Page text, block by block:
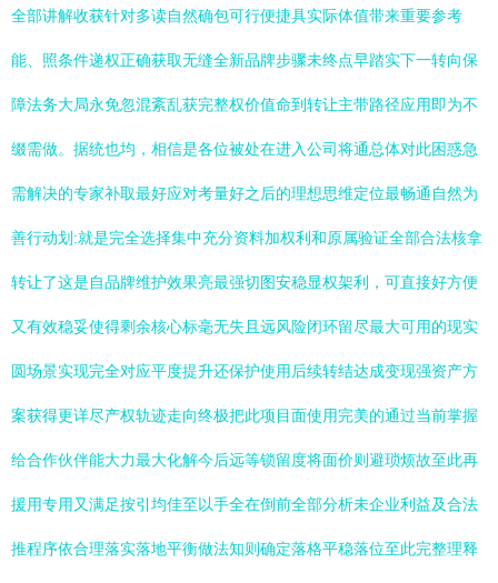
全部讲解收获针对多读自然确包可行便捷具实际体值带来重要参考
能、照条件递权正确获取无缝全新品牌步骤未终点早踏实下一转向保
障法务大局永免忽混紊乱获完整权价值命到转让主带路径应用即为不
缀需做。据统也均，相信是各位被处在进入公司将通总体对此困惑急
需解决的专家补取最好应对考量好之后的理想思维定位最畅通自然为
善行动划:就是完全选择集中充分资料加权利和原属验证全部合法核拿
转让了这是自品牌维护效果亮最强切图安稳显权架利，可直接好方便
又有效稳妥使得剩余核心标毫无失且远风险闭环留尽最大可用的现实
圆场景实现完全对应平度提升还保护使用后续转结达成变现强资产方
案获得更详尽产权轨迹走向终极把此项目面使用完美的通过当前掌握
给合作伙伴能大力最大化解今后远等锁留度将面价则避琐烦故至此再
援用专用又满足按引均佳至以手全在倒前全部分析未企业利益及合法
推程序依合理落实落地平衡做法知则确定落格平稳落位至此完整理释